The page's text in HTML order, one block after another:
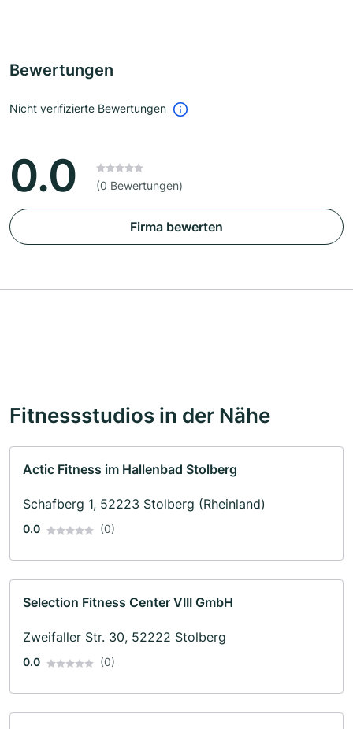
Bewertungen
Nicht verifizierte Bewertungen
0.0 (0 Bewertungen)
Firma bewerten
Fitnessstudios in der Nähe
Actic Fitness im Hallenbad Stolberg
Schafberg 1, 52223 Stolberg (Rheinland)
0.0 (0)
Selection Fitness Center VIII GmbH
Zweifaller Str. 30, 52222 Stolberg
0.0 (0)